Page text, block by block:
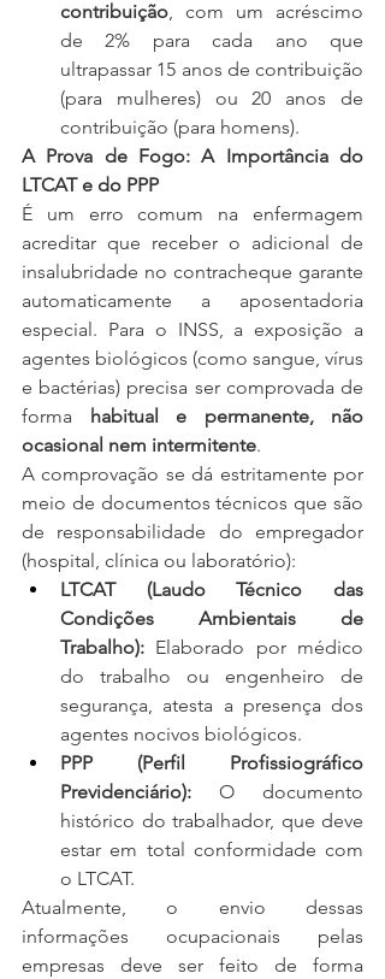
contribuição, com um acréscimo
de 2% para cada ano que
ultrapassar 15 anos de contribuição
(para mulheres) ou 20 anos de
contribuição (para homens).
A Prova de Fogo: A Importância do
LTCAT e do PPP
É um erro comum na enfermagem
acreditar que receber o adicional de
insalubridade no contracheque garante
automaticamente a aposentadoria
especial. Para o INSS, a exposição a
agentes biológicos (como sangue, vírus
e bactérias) precisa ser comprovada de
forma
habitual e permanente, não
ocasional nem intermitente.
A comprovação se dá estritamente por
meio de documentos técnicos que são
de responsabilidade do empregador
(hospital, clínica ou laboratório):
LTCAT (Laudo Técnico das
Condições Ambientais de
Trabalho): Elaborado por médico
do trabalho ou engenheiro de
segurança, atesta a presença dos
agentes nocivos biológicos.
PPP (Perfil Profissiográfico
Previdenciário): O documento
histórico do trabalhador, que deve
estar em total conformidade com
o LTCAT.
Atualmente, o envio dessas
informações ocupacionais pelas
empresas deve ser feito de forma